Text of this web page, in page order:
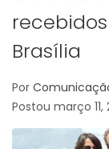
Brasília
Por
Postou março 11,